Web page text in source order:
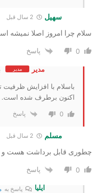
سهیل
سلام چرا امروز اصلا نمیشه
0 پاسخ
مدیر مدیر
باسلام با افزایش
اکنون برطرف شده است.
0 پاسخ
مسلم
چطوری قابل برداشت هست و
0 پاسخ
ایلیا پاسخ به